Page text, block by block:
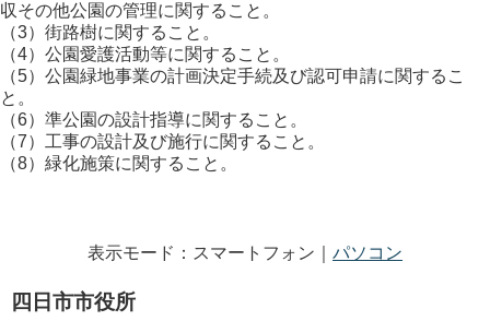
収その他公園の管理に関すること。
（3）街路樹に関すること。
（4）公園愛護活動等に関すること。
（5）公園緑地事業の計画決定手続及び認可申請に関するこ
と。
（6）準公園の設計指導に関すること。
（7）工事の設計及び施行に関すること。
（8）緑化施策に関すること。
表示モード：スマートフォン｜ パソコン
四日市市役所